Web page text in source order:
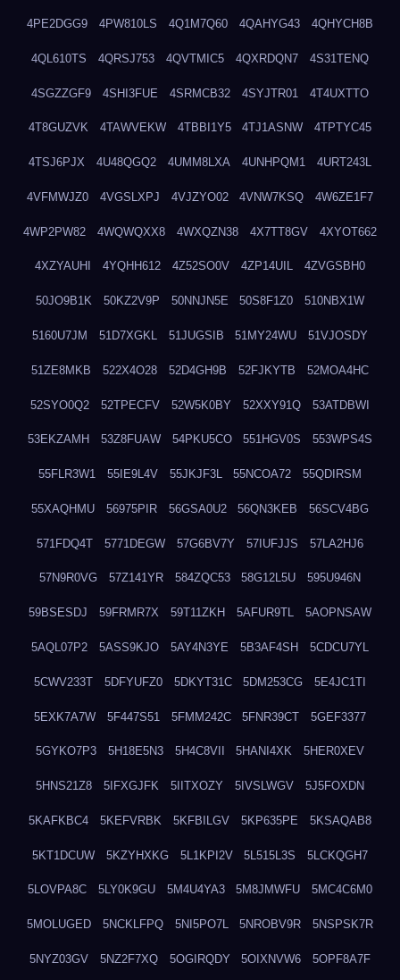
4PE2DGG9 4PW810LS 4Q1M7Q60 4QAHYG43 4QHYCH8B
4QL610TS 4QRSJ753 4QVTMIC5 4QXRDQN7 4S31TENQ
4SGZZGF9 4SHI3FUE 4SRMCB32 4SYJTR01 4T4UXTTO
4T8GUZVK 4TAWVEKW 4TBBI1Y5 4TJ1ASNW 4TPTYC45
4TSJ6PJX 4U48QGQ2 4UMM8LXA 4UNHPQM1 4URT243L
4VFMWJZ0 4VGSLXPJ 4VJZYO02 4VNW7KSQ 4W6ZE1F7
4WP2PW82 4WQWQXX8 4WXQZN38 4X7TT8GV 4XYOT662
4XZYAUHI 4YQHH612 4Z52SO0V 4ZP14UIL 4ZVGSBH0
50JO9B1K 50KZ2V9P 50NNJN5E 50S8F1Z0 510NBX1W
5160U7JM 51D7XGKL 51JUGSIB 51MY24WU 51VJOSDY
51ZE8MKB 522X4O28 52D4GH9B 52FJKYTB 52MOA4HC
52SYO0Q2 52TPECFV 52W5K0BY 52XXY91Q 53ATDBWI
53EKZAMH 53Z8FUAW 54PKU5CO 551HGV0S 553WPS4S
55FLR3W1 55IE9L4V 55JKJF3L 55NCOA72 55QDIRSM
55XAQHMU 56975PIR 56GSA0U2 56QN3KEB 56SCV4BG
571FDQ4T 5771DEGW 57G6BV7Y 57IUFJJS 57LA2HJ6
57N9R0VG 57Z141YR 584ZQC53 58G12L5U 595U946N
59BSESDJ 59FRMR7X 59T11ZKH 5AFUR9TL 5AOPNSAW
5AQL07P2 5ASS9KJO 5AY4N3YE 5B3AF4SH 5CDCU7YL
5CWV233T 5DFYUFZ0 5DKYT31C 5DM253CG 5E4JC1TI
5EXK7A7W 5F447S51 5FMM242C 5FNR39CT 5GEF3377
5GYKO7P3 5H18E5N3 5H4C8VII 5HANI4XK 5HER0XEV
5HNS21Z8 5IFXGJFK 5IITXOZY 5IVSLWGV 5J5FOXDN
5KAFKBC4 5KEFVRBK 5KFBILGV 5KP635PE 5KSAQAB8
5KT1DCUW 5KZYHXKG 5L1KPI2V 5L515L3S 5LCKQGH7
5LOVPA8C 5LY0K9GU 5M4U4YA3 5M8JMWFU 5MC4C6M0
5MOLUGED 5NCKLFPQ 5NI5PO7L 5NROBV9R 5NSPSK7R
5NYZ03GV 5NZ2F7XQ 5OGIRQDY 5OIXNVW6 5OPF8A7F